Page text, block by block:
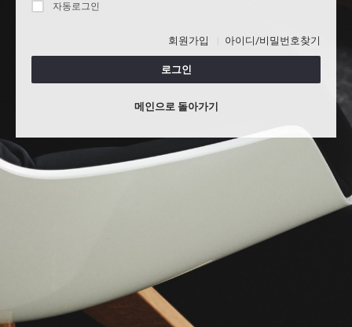
자동로그인
회원가입 아이디/비밀번호찾기
로그인
메인으로 돌아가기